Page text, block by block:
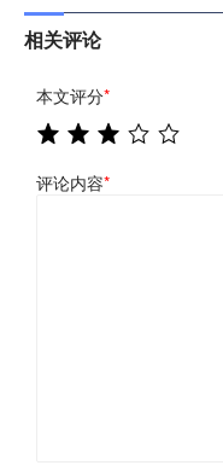
相关评论
本文评分*
评论内容*